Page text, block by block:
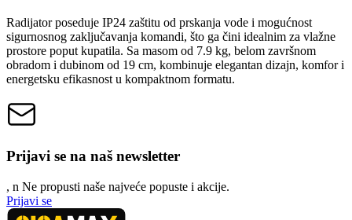
Radijator poseduje IP24 zaštitu od prskanja vode i mogućnost
sigurnosnog zaključavanja komandi, što ga čini idealnim za vlažne
prostore poput kupatila. Sa masom od 7.9 kg, belom završnom
obradom i dubinom od 19 cm, kombinuje elegantan dizajn, komfor i
energetsku efikasnost u kompaktnom formatu.
Prijavi se na naš newsletter
, n Ne propusti naše najveće popuste i akcije.
Prijavi se